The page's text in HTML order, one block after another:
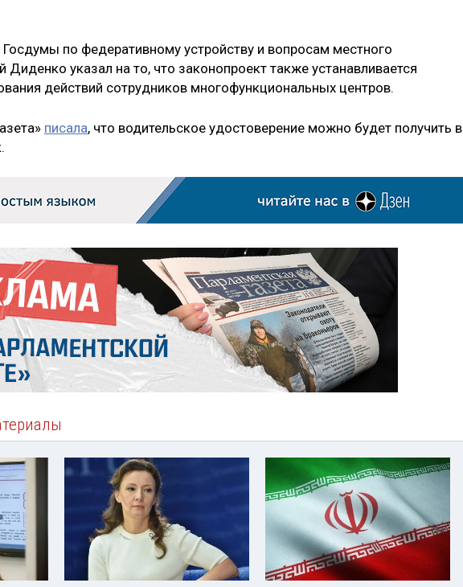
по федеративному устройству и вопросам местного
Диденко указал на то, что законопроект также устанавливается
действий сотрудников многофункциональных центров.
писала, что водительское удостоверение можно будет получить в